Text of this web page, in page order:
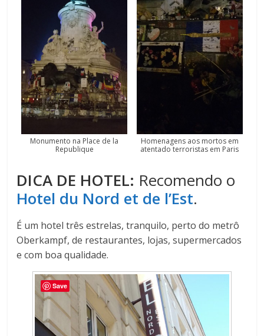
Monumento na Place de la
Republique
Homenagens aos mortos em
atentado terroristas em Paris
DICA DE HOTEL: Recomendo o
Hotel du Nord et de l’Est.
É um hotel três estrelas, tranquilo, perto do metrô
Oberkampf, de restaurantes, lojas, supermercados
e com boa qualidade.
Save